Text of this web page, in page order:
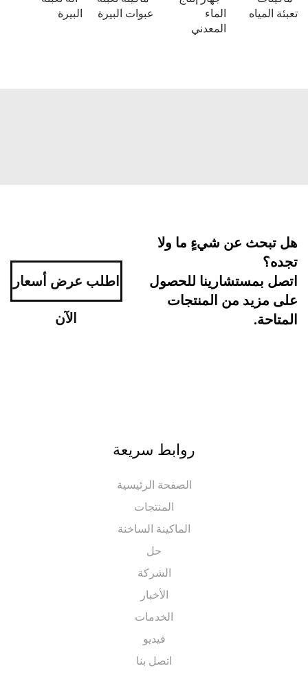
المياه
الماء
المعدني
عبوات البيرة
البيرة
عن شيءٍ ما ولا
بمستشارينا للحصول
مزيد من المنتجات
اطلب عرض أسعار
روابط سريعة
الصفحة الرئيسية
المنتجات
الماكينة الساخنة
الشركة
الخدمات
اتصل بنا